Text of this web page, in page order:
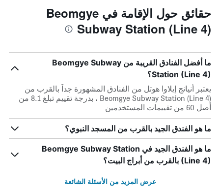
حقائق حول الإقامة في Beomgye
Subway Station (Line 4)
ما أفضل الفنادق القريبة من Beomgye Subway
Station (Line 4)؟
يعتبر أنيانج إيلاوا هوتل من الفنادق المشهورة جداً بالقرب من
Beomgye Subway Station (Line 4) ، بدرجة تقييم تبلغ 8.1 من
أصل 60 من تقييمات المستخدمين
ما هو الفندق الجيد بالقرب من المسجد النبوي؟
ما هو الفندق الجيد في Beomgye Subway Station
(Line 4) بالقرب من أبراج البيت؟
عرض المزيد من الأسئلة الشائعة